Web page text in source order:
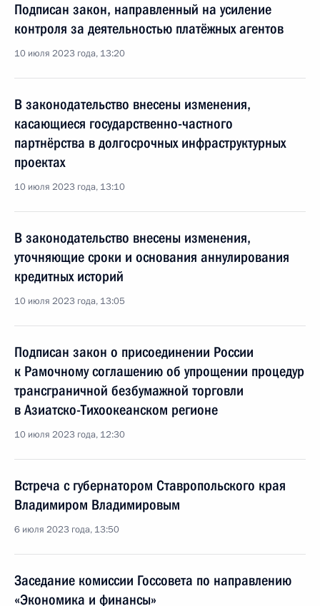
Подписан закон, направленный на усиление
контроля за деятельностью платёжных агентов
10 июля 2023 года, 13:20
В законодательство внесены изменения,
касающиеся государственно-частного
партнёрства в долгосрочных инфраструктурных
проектах
10 июля 2023 года, 13:10
В законодательство внесены изменения,
уточняющие сроки и основания аннулирования
кредитных историй
10 июля 2023 года, 13:05
Подписан закон о присоединении России
к Рамочному соглашению об упрощении процедур
трансграничной безбумажной торговли
в Азиатско-Тихоокеанском регионе
10 июля 2023 года, 12:30
Встреча с губернатором Ставропольского края
Владимиром Владимировым
6 июля 2023 года, 13:50
Заседание комиссии Госсовета по направлению
«Экономика и финансы»